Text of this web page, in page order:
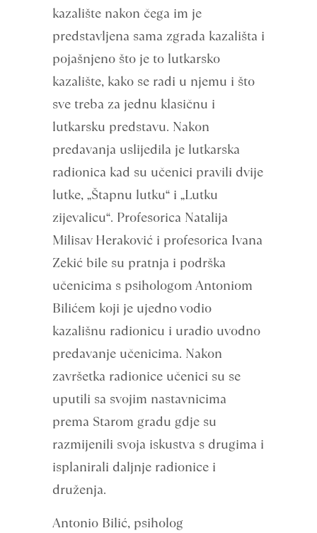
kazalište nakon čega im je
predstavljena sama zgrada kazališta i
pojašnjeno što je to lutkarsko
kazalište, kako se radi u njemu i što
sve treba za jednu klasičnu i
lutkarsku predstavu. Nakon
predavanja uslijedila je lutkarska
radionica kad su učenici pravili dvije
lutke, „Štapnu lutku“ i „Lutku
zijevalicu“. Profesorica Natalija
Milisav Heraković i profesorica Ivana
Zekić bile su pratnja i podrška
učenicima s psihologom Antoniom
Bilićem koji je ujedno vodio
kazališnu radionicu i uradio uvodno
predavanje učenicima. Nakon
završetka radionice učenici su se
uputili sa svojim nastavnicima
prema Starom gradu gdje su
razmijenili svoja iskustva s drugima i
isplanirali daljnje radionice i
druženja.
Antonio Bilić, psiholog